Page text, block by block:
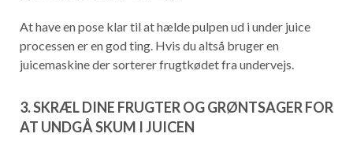
At have en pose klar til at hælde pulpen ud i under juice
processen er en god ting. Hvis du altså bruger en
juicemaskine der sorterer frugtkødet fra undervejs.
3. SKRÆL DINE FRUGTER OG GRØNTSAGER FOR
AT UNDGÅ SKUM I JUICEN